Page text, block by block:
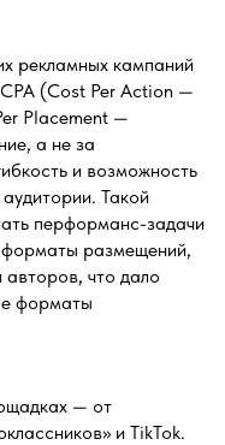
рекламных кампаний
(Cost Per Action —
Placement —
а не за
и возможность
Такой
перформанс-задачи
размещений,
что дало
форматы
— от
и TikTok.